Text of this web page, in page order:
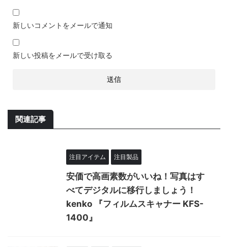
新しいコメントをメールで通知
新しい投稿をメールで受け取る
関連記事
注目アイテム 注目製品
安価で高画素数がいいね！写真はす
べてデジタルに移行しましょう！
kenko 『フィルムスキャナー KFS-
1400』